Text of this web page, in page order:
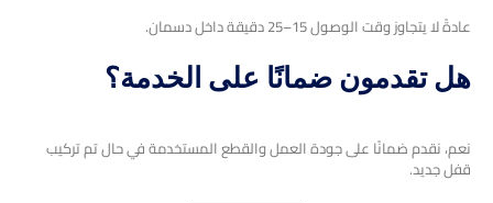
عادةً لا يتجاوز وقت الوصول 15–25 دقيقة داخل دسمان.
هل تقدمون ضمانًا على الخدمة؟
نعم، نقدم ضمانًا على جودة العمل والقطع المستخدمة في حال تم تركيب
قفل جديد.